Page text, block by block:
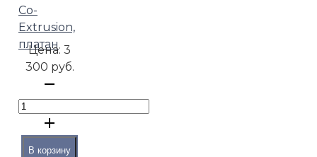
Co-
Extrusion,
платан
Цена:3
300 руб.
В корзину